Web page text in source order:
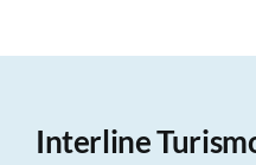
Interline